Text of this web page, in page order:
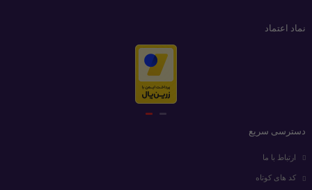
نماد اعتماد
دسترسی سریع
ارتباط با ما
کد های کوتاه